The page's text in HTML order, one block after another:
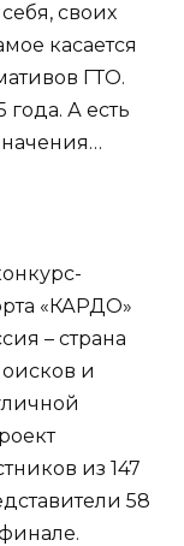
своих
касается
ГТО.
года. А есть
«КАРДО»
– страна
и
из 147
58